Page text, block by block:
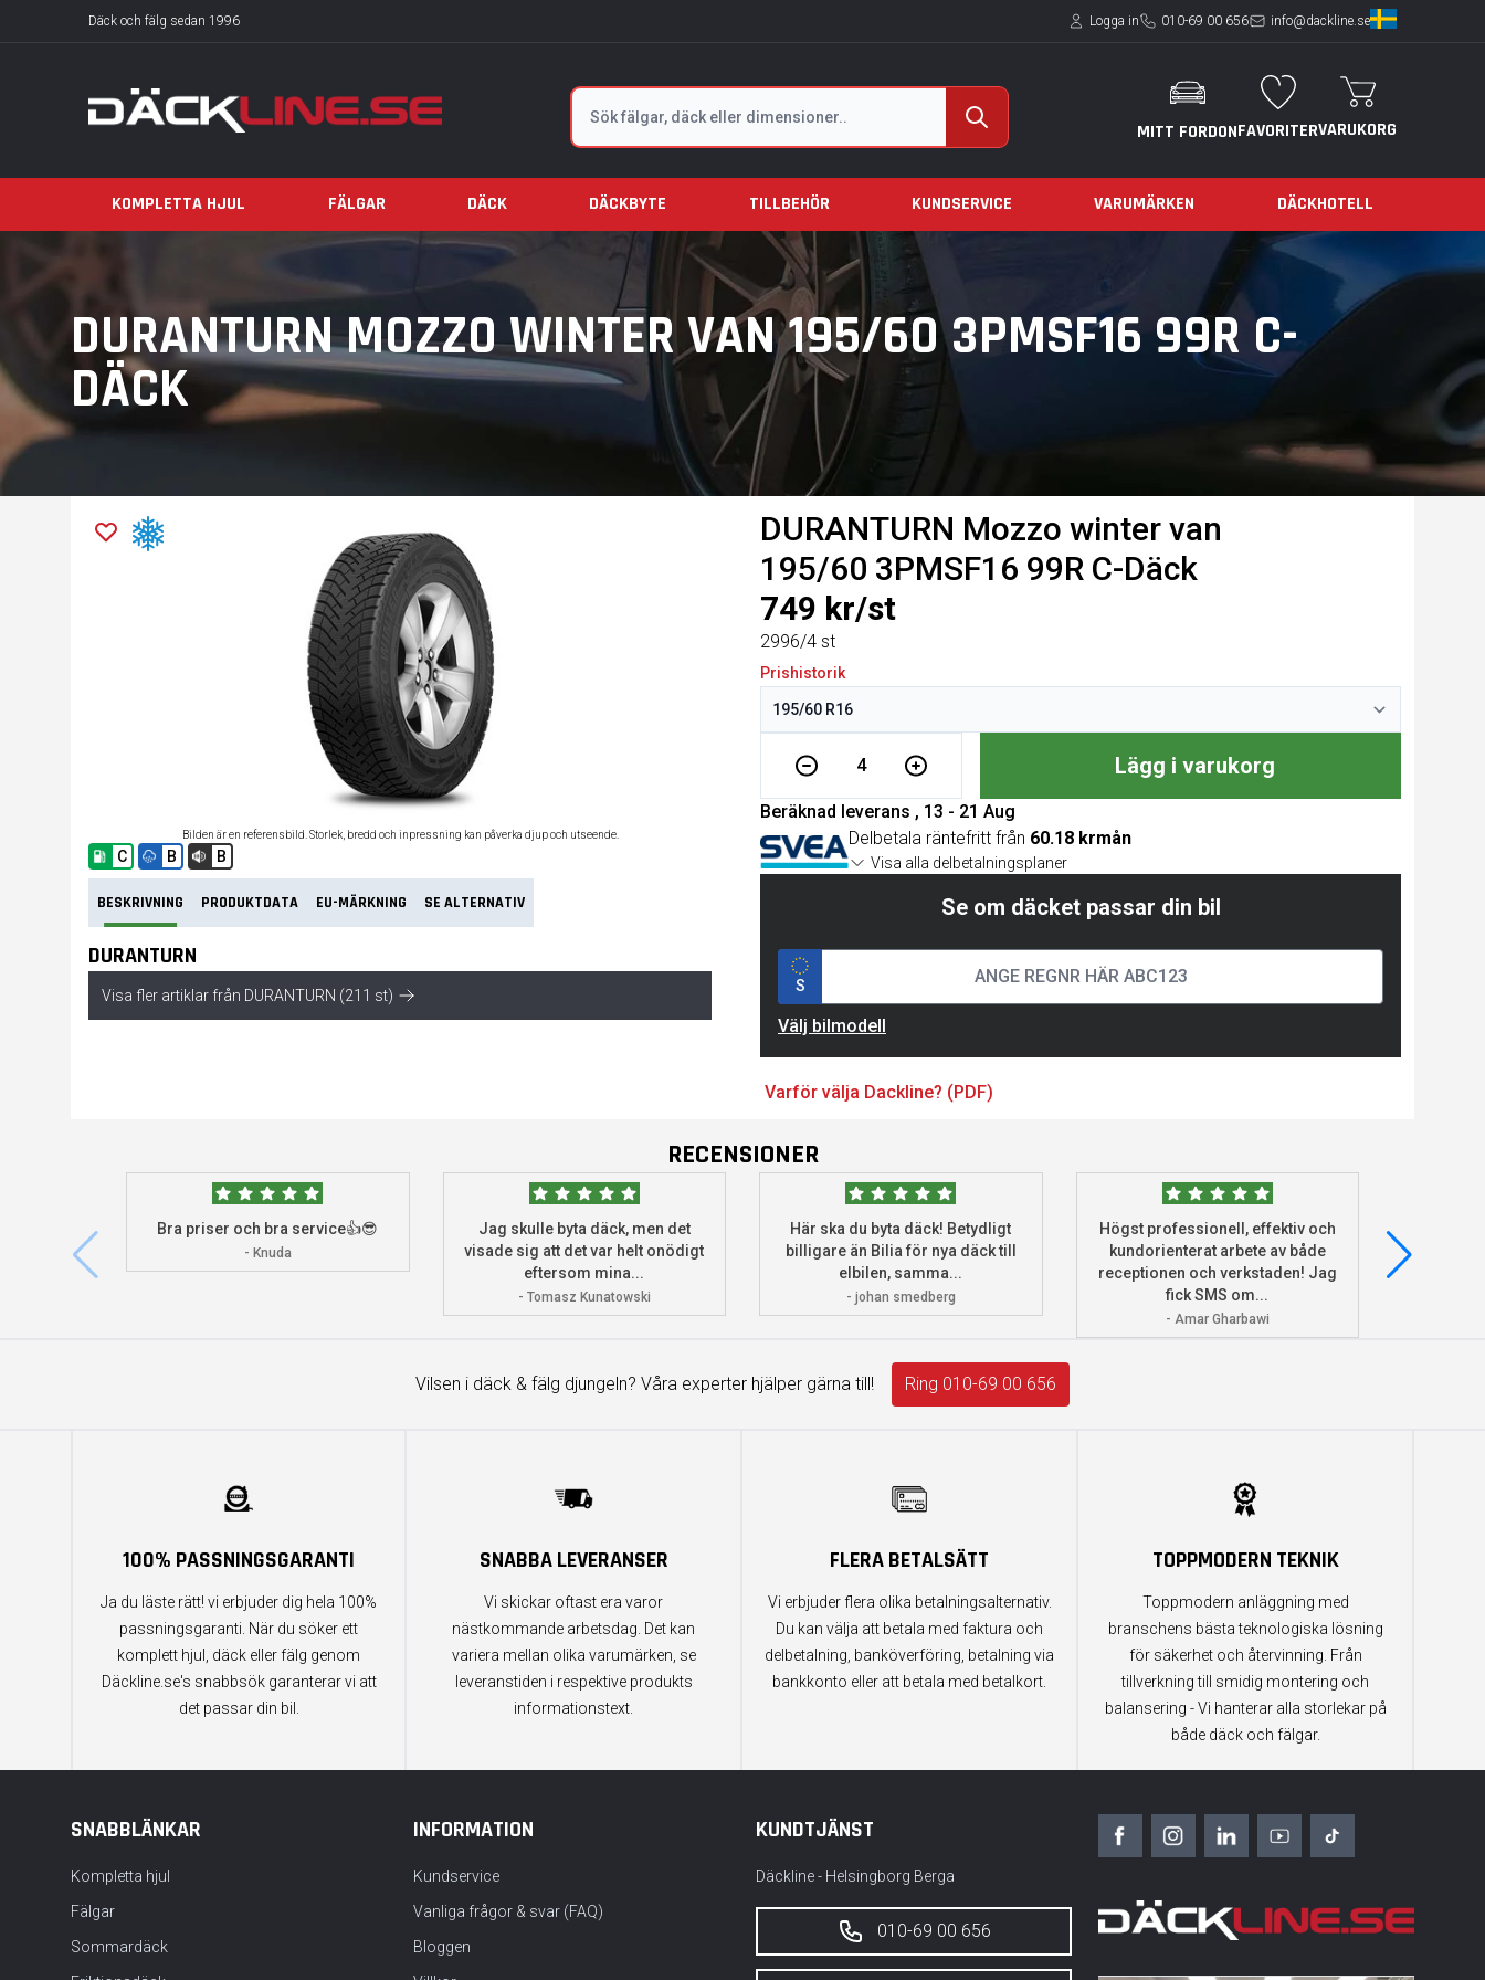
Däck och fälg sedan 1996 Logga in 010-69 00 656 info@dackline.se
Sök
MITT FORDONFAVORITERVARUKORG
KOMPLETTA HJUL FÄLGAR DÄCK DÄCKBYTE TILLBEHÖR KUNDSERVICE VARUMÄRKEN DÄCKHOTELL
DURANTURN MOZZO WINTER VAN 195/60 3PMSF16 99R C-
DÄCK
DURANTURN Mozzo winter van
195/60 3PMSF16 99R C-Däck
749 kr/st
2996/4 st
Prishistorik
4 Lägg i varukorg
Beräknad leverans , 13 - 21 Aug
Delbetala räntefritt från 60.18 krmån
Visa alla delbetalningsplaner
Se om däcket passar din bil
S
Välj bilmodell
Bilden är en referensbild. Storlek, bredd och inpressning kan påverka djup och utseende.
C B B
BESKRIVNING PRODUKTDATA EU-MÄRKNING SE ALTERNATIV
DURANTURN
Visa fler artiklar från DURANTURN (211 st)
Varför välja Dackline? (PDF)
RECENSIONER
Bra priser och bra service👍😎
- Knuda
Jag skulle byta däck, men det
visade sig att det var helt onödigt
eftersom mina...
- Tomasz Kunatowski
Här ska du byta däck! Betydligt
billigare än Bilia för nya däck till
elbilen, samma...
- johan smedberg
Högst professionell, effektiv och
kundorienterat arbete av både
receptionen och verkstaden! Jag
fick SMS om...
- Amar Gharbawi
deras
Vilsen i däck & fälg djungeln? Våra experter hjälper gärna till! Ring 010-69 00 656
100% PASSNINGSGARANTI
Ja du läste rätt! vi erbjuder dig hela 100%
passningsgaranti. När du söker ett
komplett hjul, däck eller fälg genom
Däckline.se's snabbsök garanterar vi att
det passar din bil.
SNABBA LEVERANSER
Vi skickar oftast era varor
nästkommande arbetsdag. Det kan
variera mellan olika varumärken, se
leveranstiden i respektive produkts
informationstext.
FLERA BETALSÄTT
Vi erbjuder flera olika betalningsalternativ.
Du kan välja att betala med faktura och
delbetalning, banköverföring, betalning via
bankkonto eller att betala med betalkort.
TOPPMODERN TEKNIK
Toppmodern anläggning med
branschens bästa teknologiska lösning
för säkerhet och återvinning. Från
tillverkning till smidig montering och
balansering - Vi hanterar alla storlekar på
både däck och fälgar.
SNABBLÄNKAR
Kompletta hjul
Fälgar
Sommardäck
INFORMATION
Kundservice
Vanliga frågor & svar (FAQ)
Bloggen
KUNDTJÄNST
Däckline - Helsingborg Berga
010-69 00 656